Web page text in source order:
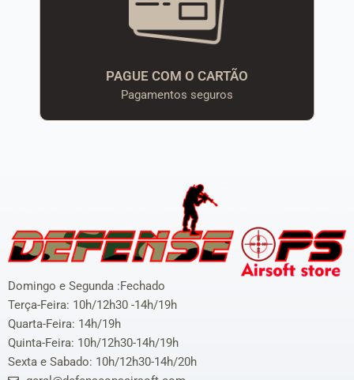
PAGUE COM O CARTÃO
Pagamentos seguros
Domingo e Segunda :Fechado
Terça-Feira: 10h/12h30 -14h/19h
Quarta-Feira: 14h/19h
Quinta-Feira: 10h/12h30-14h/19h
Sexta e Sabado: 10h/12h30-14h/20h